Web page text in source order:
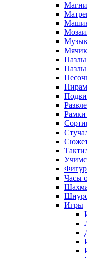
Пазлы
Часы
Игры